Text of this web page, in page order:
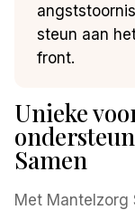
steun aan
front.
Unieke
Samen
Met Mantelzorg